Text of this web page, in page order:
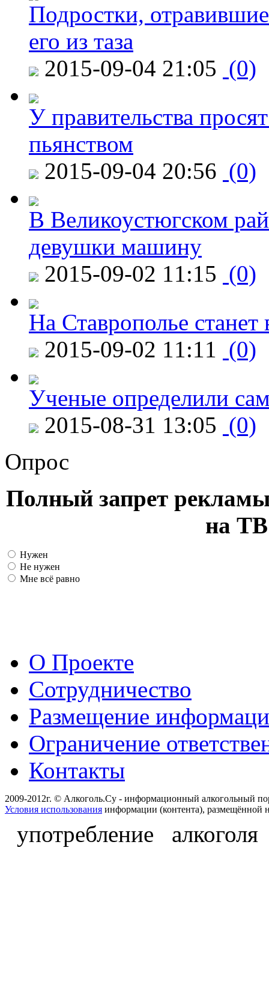
Подростки,
его из таза
2015-09-04 21:05 (0)
У правительства
пьянством
2015-09-04 20:56 (0)
В Великоустюгском
девушки машину
2015-09-02 11:15 (0)
На Ставрополье
2015-09-02 11:11 (0)
Ученые определили
2015-08-31 13:05 (0)
Опрос
Полный запрет
на ТВ
Нужен
Не нужен
Мне всё равно
О Проекте
Сотрудничество
Размещение
Ограничение
Контакты
2009-2012г. © Алкоголь.Су - информационный алкогольный
Условия использования информации (контента), размещённой
употребление